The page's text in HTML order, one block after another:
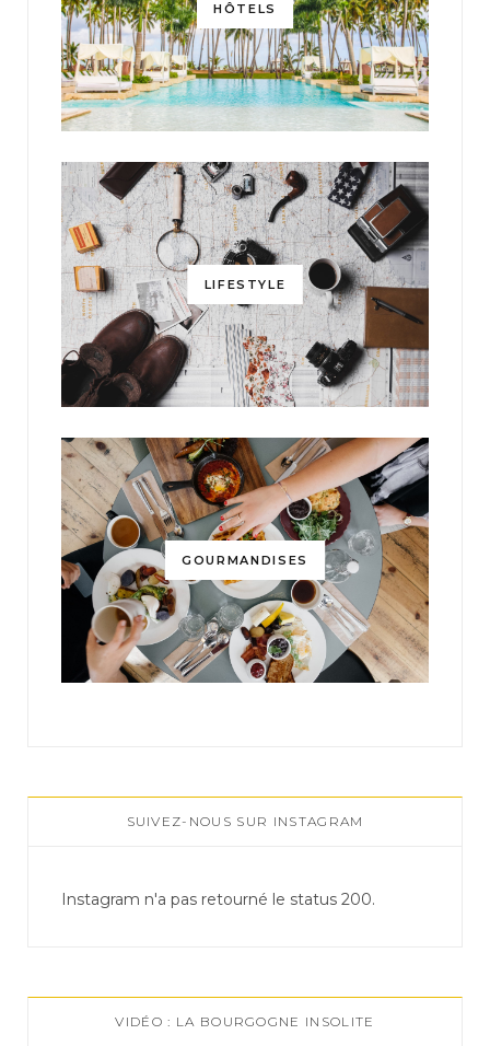
HÔTELS
LIFESTYLE
GOURMANDISES
SUIVEZ-NOUS SUR INSTAGRAM
Instagram n'a pas retourné le status 200.
VIDÉO : LA BOURGOGNE INSOLITE